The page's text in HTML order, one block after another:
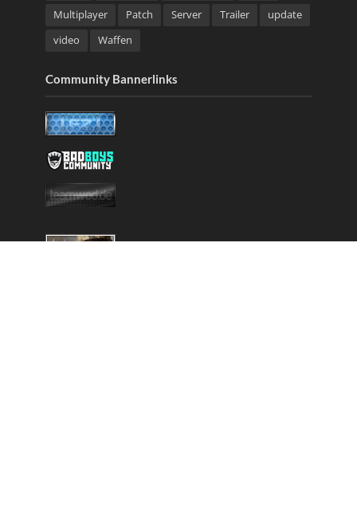
Multiplayer
Patch Server Trailer
update
video
Waffen
Community Bannerlinks